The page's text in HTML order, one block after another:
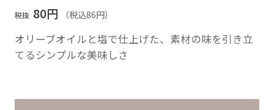
税抜 80円 （税込86円）
オリーブオイルと塩で仕上げた、素材の味を引き立
てるシンプルな美味しさ